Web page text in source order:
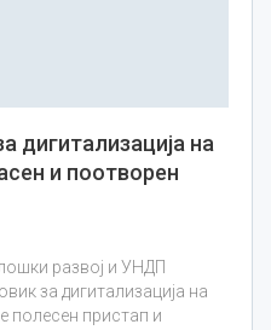
дигитализација на
и поотворен
развој и УНДП
за дигитализација на
полесен пристап и